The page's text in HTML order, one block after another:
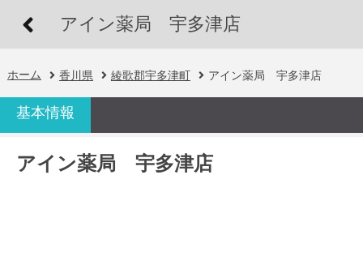
アイン薬局 宇多津店
ホーム 香川県 綾歌郡宇多津町 アイン薬局 宇多津店
基本情報
アイン薬局 宇多津店